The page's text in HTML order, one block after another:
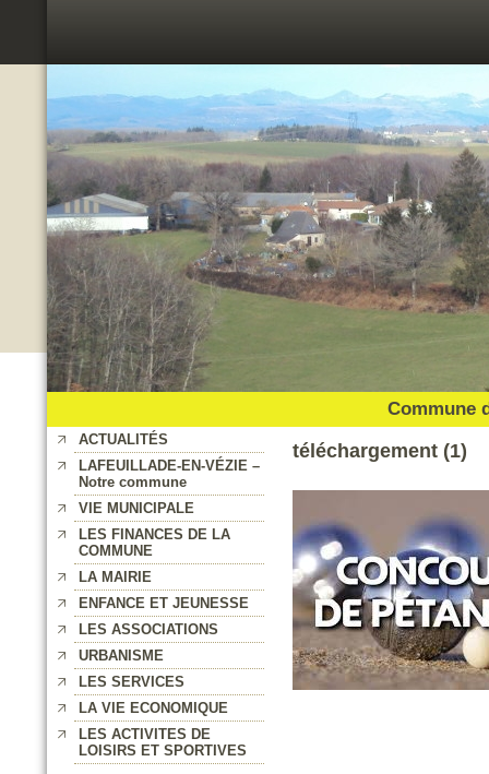
Commune
ACTUALITÉS
LAFEUILLADE-EN-VÉZIE –
Notre commune
VIE MUNICIPALE
LES FINANCES DE LA
COMMUNE
LA MAIRIE
ENFANCE ET JEUNESSE
LES ASSOCIATIONS
URBANISME
LES SERVICES
LA VIE ECONOMIQUE
LES ACTIVITES DE
LOISIRS ET SPORTIVES
téléchargement (1)